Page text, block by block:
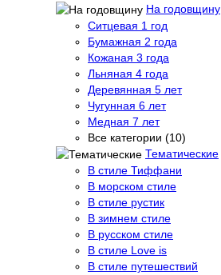
На годовщину
Ситцевая 1 год
Бумажная 2 года
Кожаная 3 года
Льняная 4 года
Деревянная 5 лет
Чугунная 6 лет
Медная 7 лет
Все категории (10)
Тематические
В стиле Тиффани
В морском стиле
В стиле рустик
В зимнем стиле
В русском стиле
В стиле Love is
В стиле путешествий